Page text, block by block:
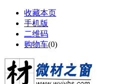
收藏本页
手机版
二维码
购物车(0)